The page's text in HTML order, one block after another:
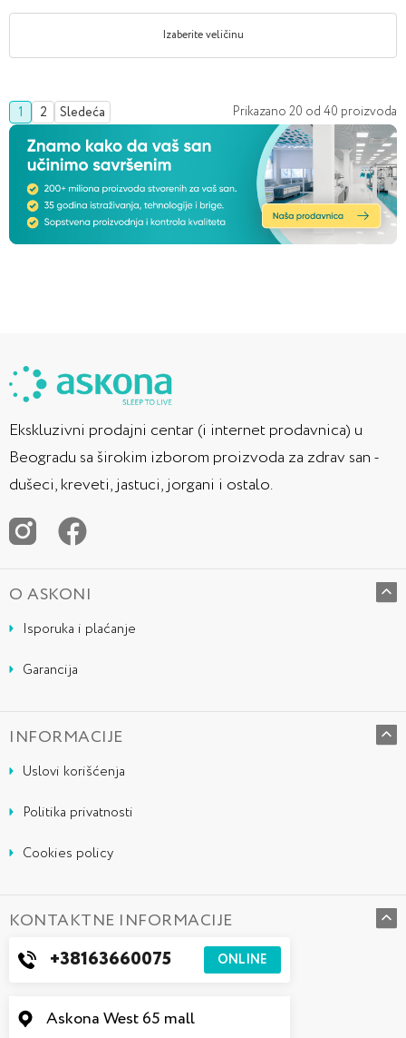
Izaberite veličinu
1 2 Sledeća Prikazano 20 od 40 proizvoda
Ekskluzivni prodajni centar (i internet prodavnica) u
Beogradu sa širokim izborom proizvoda za zdrav san -
dušeci, kreveti, jastuci, jorgani i ostalo.
O ASKONI
Isporuka i plaćanje
Garancija
INFORMACIJE
Uslovi korišćenja
Politika privatnosti
Cookies policy
KONTAKTNE INFORMACIJE
+38163660075 ONLINE
Askona West 65 mall